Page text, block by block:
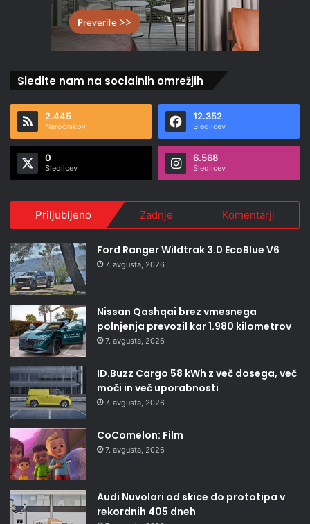
Sledite nam na socialnih omrežjih
2.445
Naročnikov
12.352
Sledilcev
0
Sledilcev
6.568
Sledilcev
Priljubljeno Zadnje Komentarji
Ford Ranger Wildtrak 3.0 EcoBlue V6
7. avgusta, 2026
Nissan Qashqai brez vmesnega
polnjenja prevozil kar 1.980 kilometrov
7. avgusta, 2026
ID.Buzz Cargo 58 kWh z več dosega, več
moči in več uporabnosti
7. avgusta, 2026
CoComelon: Film
7. avgusta, 2026
Audi Nuvolari od skice do prototipa v
rekordnih 405 dneh